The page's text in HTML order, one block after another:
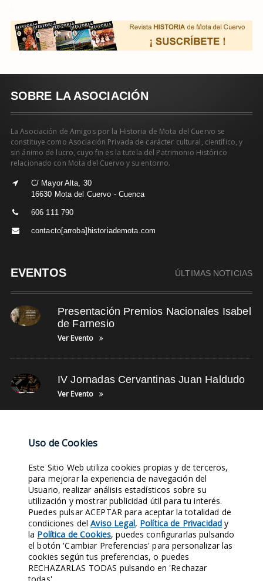
SOBRE LA ASOCIACIÓN
La Asociación de Amigos por la Historia de Mota del Cuervo se
constituye como Asociación Privada de carácter cultural, científico, y
sin ánimo de lucro, cuyo fin es la tutela del Patrimonio Histórico
relacionado con Mota del Cuervo y su entorno.
C/ Mayor Alta, 30
16630 Mota del Cuervo - Cuenca
606 111 790
contacto[arroba]historiademota.com
EVENTOS ÚLTIMAS NOTICIAS
Presentación Premios Nacionales Isabel
de Farnesio
Ver Evento
IV Jornadas Cervantinas Juan Haldudo
Ver Evento
NUBE DE TAGS
LEYENDA BALCÓN COLABORACIÓN EVENTOS
TIENDA ONLINE ÚLTIMAS NOTICIAS ASOCIACIÓN FOTOS DE MÚSICA
REVISTAS FOTOS DE TRADICIONES
Entra en nuestras Redes Sociales y síguenos. Conocerás nuestra
Historia al instante.
1970 421 124
Uso de Cookies
Este Sitio Web utiliza cookies propias y de terceros,
para mejorar la experiencia de navegación del
Usuario, realizar análisis estadísticos sobre su
utilización y mostrar publicidad útil para tu interés.
Puedes pulsar ACEPTAR para aceptar la totalidad de
condiciones delAviso Legal, Política de Privacidad y
la Política de Cookies, puedes configurarlas pulsando
el botón 'Cambiar Preferencias' para personalizar las
cookies según tus preferencias, o puedes
RECHAZARLAS TODAS pulsando en 'Rechazar